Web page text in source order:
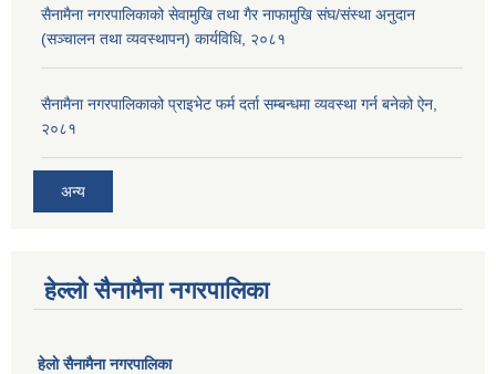
सैनामैना नगरपालिकाको सेवामुखि तथा गैर नाफामुखि संघ/संस्था अनुदान
(सञ्चालन तथा व्यवस्थापन) कार्यविधि, २०८१
सैनामैना नगरपालिकाको प्राइभेट फर्म दर्ता सम्बन्धमा व्यवस्था गर्न बनेको ऐन,
२०८१
अन्य
हेल्लो सैनामैना नगरपालिका
हेलाे सैनामैना नगरपालिका